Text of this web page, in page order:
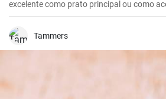
excelente como prato principal ou como
carnes grelhadas. Esta receita é rápida e
Tammers